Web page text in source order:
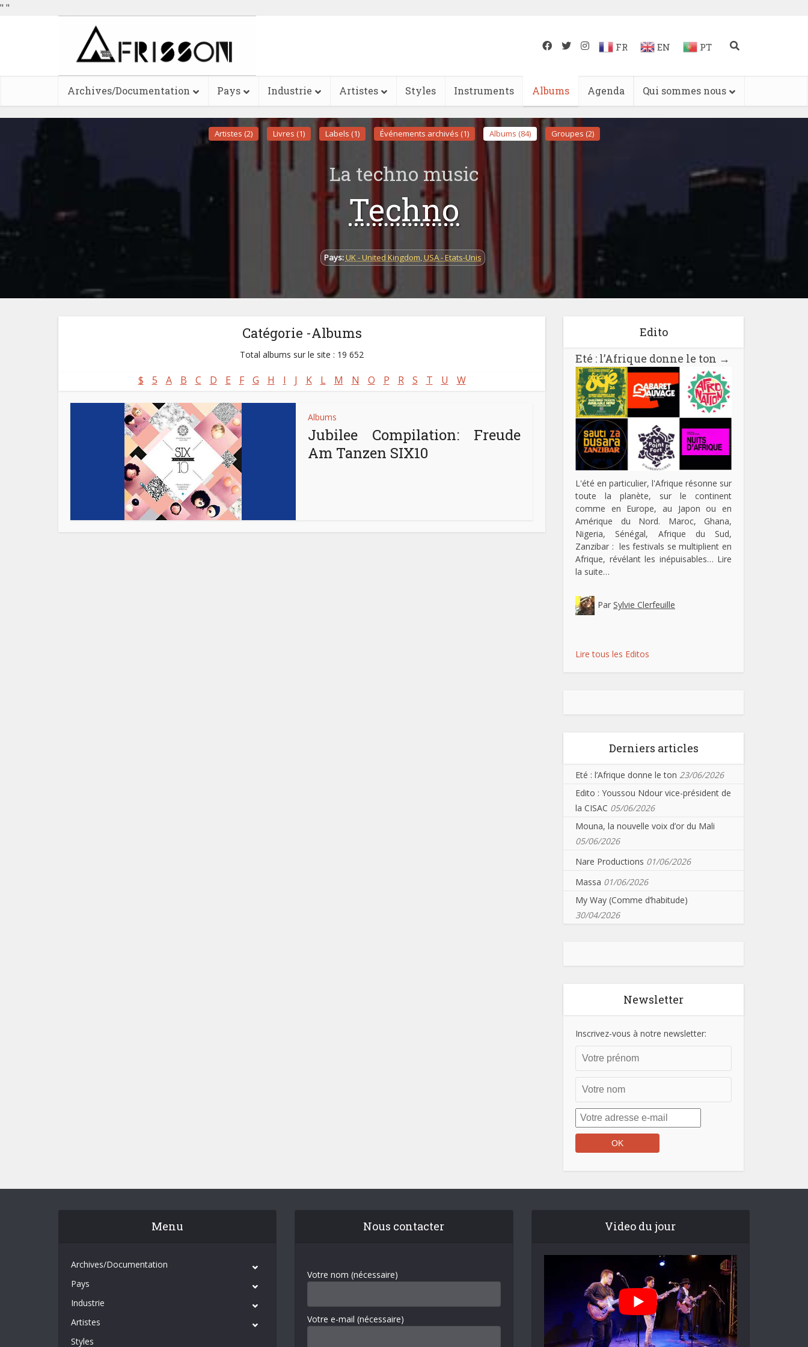
" "
FR EN PT
Archives/Documentation Pays Industrie Artistes Styles Instruments Albums Agenda Qui sommes nous
Artistes (2) Livres (1) Labels (1) Événements archivés (1) Albums (84) Groupes (2)
La techno music
Techno
Pays:UK - United Kingdom,USA - Etats-Unis
Catégorie -Albums
Total albums sur le site : 19 652
$ 5 A B C D E F G H I J K L M N O P R S T U W
Albums
Jubilee Compilation: Freude
Am Tanzen SIX10
Edito
Eté : l’Afrique donne le ton →
L'été en particulier, l'Afrique résonne sur
toute la planète, sur le continent
comme en Europe, au Japon ou en
Amérique du Nord. Maroc, Ghana,
Nigeria, Sénégal, Afrique du Sud,
Zanzibar : les festivals se multiplient en
Afrique, révélant les inépuisables… Lire
la suite…
Par Sylvie Clerfeuille
Lire tous les Editos
Derniers articles
Eté : l’Afrique donne le ton 23/06/2026
Edito : Youssou Ndour vice-président de
la CISAC 05/06/2026
Mouna, la nouvelle voix d’or du Mali
05/06/2026
Nare Productions 01/06/2026
Massa 01/06/2026
My Way (Comme d’habitude)
30/04/2026
Newsletter
Inscrivez-vous à notre newsletter:
Menu
Archives/Documentation
Pays
Industrie
Artistes
Styles
Nous contacter
Votre nom (nécessaire)
Votre e-mail (nécessaire)
Video du jour